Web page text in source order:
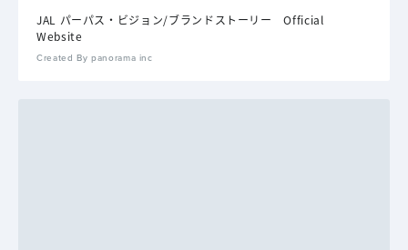
JAL パーパス・ビジョン/ブランドストーリー Official
Website
Created By panorama inc